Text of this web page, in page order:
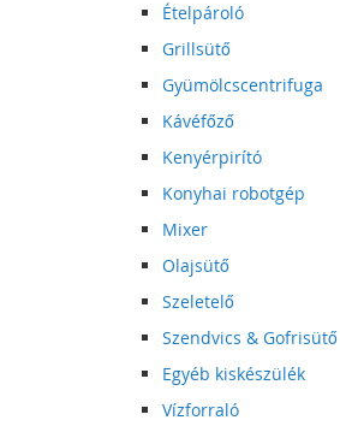
Ételpároló
Grillsütő
Gyümölcscentrifuga
Kávéfőző
Kenyérpirító
Konyhai robotgép
Mixer
Olajsütő
Szeletelő
Szendvics & Gofrisütő
Egyéb kiskészülék
Vízforraló